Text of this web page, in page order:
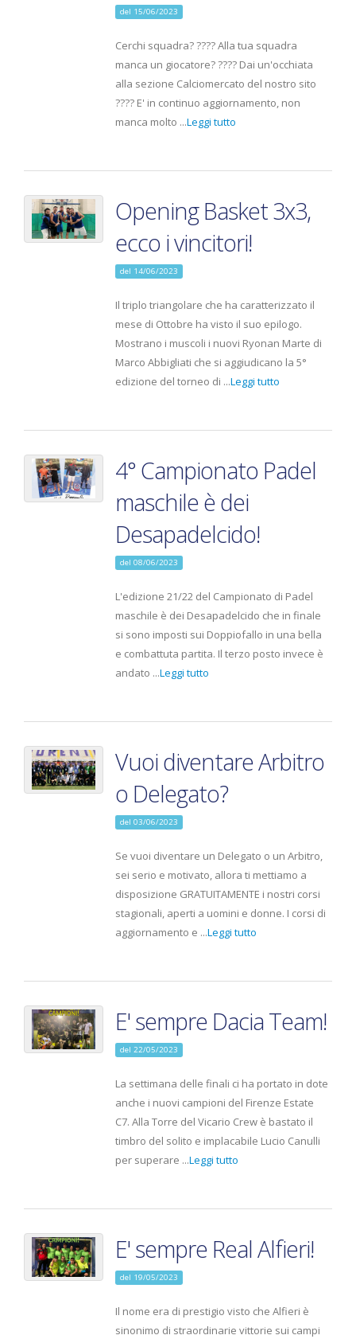
del 15/06/2023
Cerchi squadra? ???? Alla tua squadra
manca un giocatore? ???? Dai un'occhiata
alla sezione Calciomercato del nostro sito
???? E' in continuo aggiornamento, non
manca molto ...Leggi tutto
Opening Basket 3x3,
ecco i vincitori!
del 14/06/2023
Il triplo triangolare che ha caratterizzato il
mese di Ottobre ha visto il suo epilogo.
Mostrano i muscoli i nuovi Ryonan Marte di
Marco Abbigliati che si aggiudicano la 5°
edizione del torneo di ...Leggi tutto
4° Campionato Padel
maschile è dei
Desapadelcido!
del 08/06/2023
L'edizione 21/22 del Campionato di Padel
maschile è dei Desapadelcido che in finale
si sono imposti sui Doppiofallo in una bella
e combattuta partita. Il terzo posto invece è
andato ...Leggi tutto
Vuoi diventare Arbitro
o Delegato?
del 03/06/2023
Se vuoi diventare un Delegato o un Arbitro,
sei serio e motivato, allora ti mettiamo a
disposizione GRATUITAMENTE i nostri corsi
stagionali, aperti a uomini e donne. I corsi di
aggiornamento e ...Leggi tutto
E' sempre Dacia Team!
del 22/05/2023
La settimana delle finali ci ha portato in dote
anche i nuovi campioni del Firenze Estate
C7. Alla Torre del Vicario Crew è bastato il
timbro del solito e implacabile Lucio Canulli
per superare ...Leggi tutto
E' sempre Real Alfieri!
del 19/05/2023
Il nome era di prestigio visto che Alfieri è
sinonimo di straordinarie vittorie sui campi